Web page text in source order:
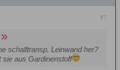
#7
schalltransp. Leinwand her?
sie aus Gardinenstoff